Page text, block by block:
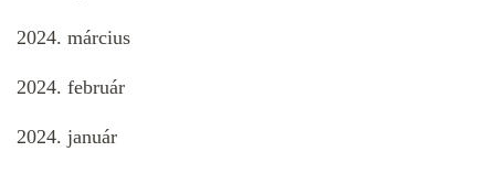
2024. március
2024. február
2024. január